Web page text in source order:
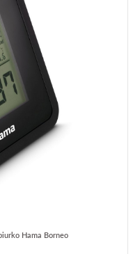
Hama Borneo